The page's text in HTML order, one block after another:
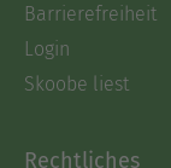
Barrierefreiheit
Login
Skoobe liest
Rechtliches